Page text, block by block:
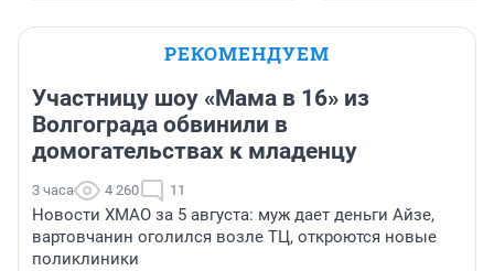
РЕКОМЕНДУЕМ
Участницу шоу «Мама в 16» из
Волгограда обвинили в
домогательствах к младенцу
3 часа 4 260 11
Новости ХМАО за 5 августа: муж дает деньги Айзе,
вартовчанин оголился возле ТЦ, откроются новые
поликлиники